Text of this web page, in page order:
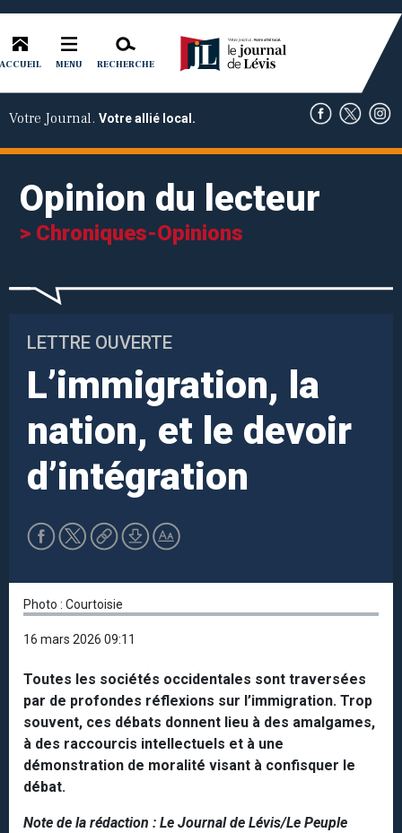
ACCUEIL MENU RECHERCHE
Votre Journal. Votre allié local.
Opinion du lecteur
> Chroniques-Opinions
LETTRE OUVERTE
L’immigration, la
nation, et le devoir
d’intégration
Photo : Courtoisie
16 mars 2026 09:11
Toutes les sociétés occidentales sont traversées
par de profondes réflexions sur l’immigration. Trop
souvent, ces débats donnent lieu à des amalgames,
à des raccourcis intellectuels et à une
démonstration de moralité visant à confisquer le
débat.
Note de la rédaction : Le Journal de Lévis/Le Peuple